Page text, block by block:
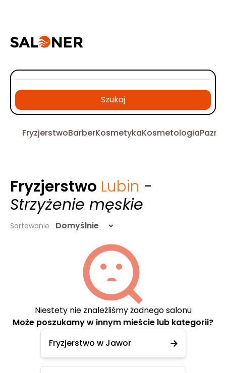
Szukaj
FryzjerstwoBarberKosmetykaKosmetologia
Fryzjerstwo Lubin -
Strzyżenie męskie
Sortowanie Domyślnie
Niestety nie znaleźliśmy żadnego salonu
Może poszukamy w innym mieście lub kategorii?
Fryzjerstwo w Jawor